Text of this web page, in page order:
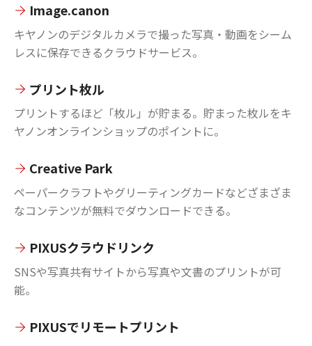
Image.canon
キヤノンのデジタルカメラで撮った写真・動画をシーム
レスに保存できるクラウドサービス。
プリント枚ル
プリントするほど「枚ル」が貯まる。貯まった枚ルをキ
ヤノンオンラインショップのポイントに。
Creative Park
ペーパークラフトやグリーティングカードなどざまざま
なコンテンツが無料でダウンロードできる。
PIXUSクラウドリンク
SNSや写真共有サイトから写真や文書のプリントが可
能。
PIXUSでリモートプリント